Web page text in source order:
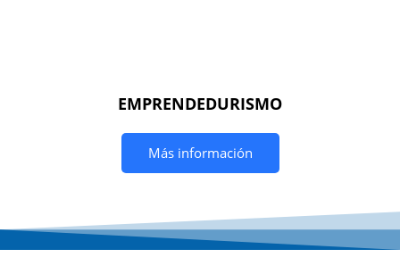
EMPRENDEDURISMO
Más información